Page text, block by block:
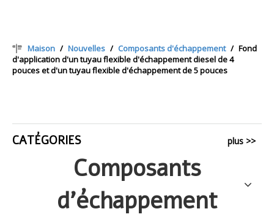
Maison / Nouvelles / Composants d'échappement / Fond
d'application d'un tuyau flexible d'échappement diesel de 4
pouces et d'un tuyau flexible d'échappement de 5 pouces
CATÉGORIES plus >>
Composants
d'échappement